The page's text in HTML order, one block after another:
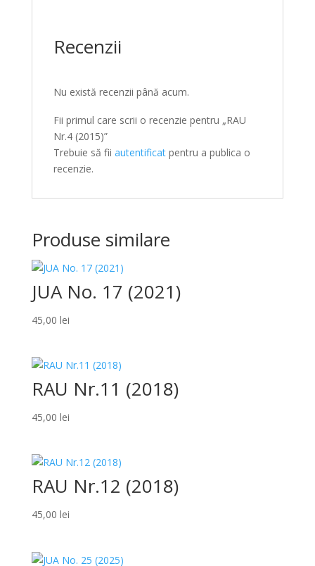
Recenzii
Nu există recenzii până acum.
Fii primul care scrii o recenzie pentru „RAU
Nr.4 (2015)”
Trebuie să fii autentificatpentru a publica o
recenzie.
Produse similare
JUA No. 17 (2021)
45,00 lei
RAU Nr.11 (2018)
45,00 lei
RAU Nr.12 (2018)
45,00 lei